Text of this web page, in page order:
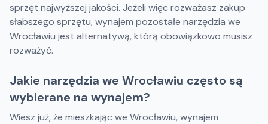
sprzęt najwyższej jakości. Jeżeli więc rozważasz zakup
słabszego sprzętu, wynajem pozostałe narzędzia we
Wrocławiu jest alternatywą, którą obowiązkowo musisz
rozważyć.
Jakie narzędzia we Wrocławiu często są
wybierane na wynajem?
Wiesz już, że mieszkając we Wrocławiu, wynajem